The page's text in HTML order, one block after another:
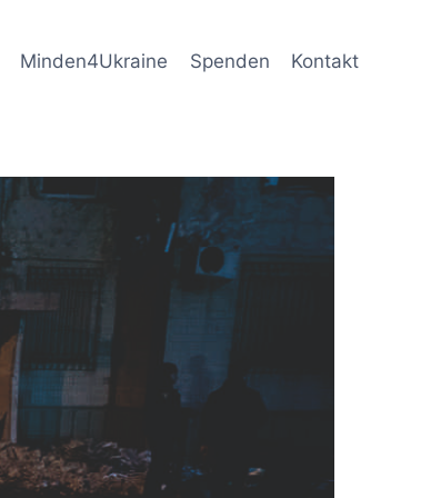
Minden4Ukraine Spenden Kontakt